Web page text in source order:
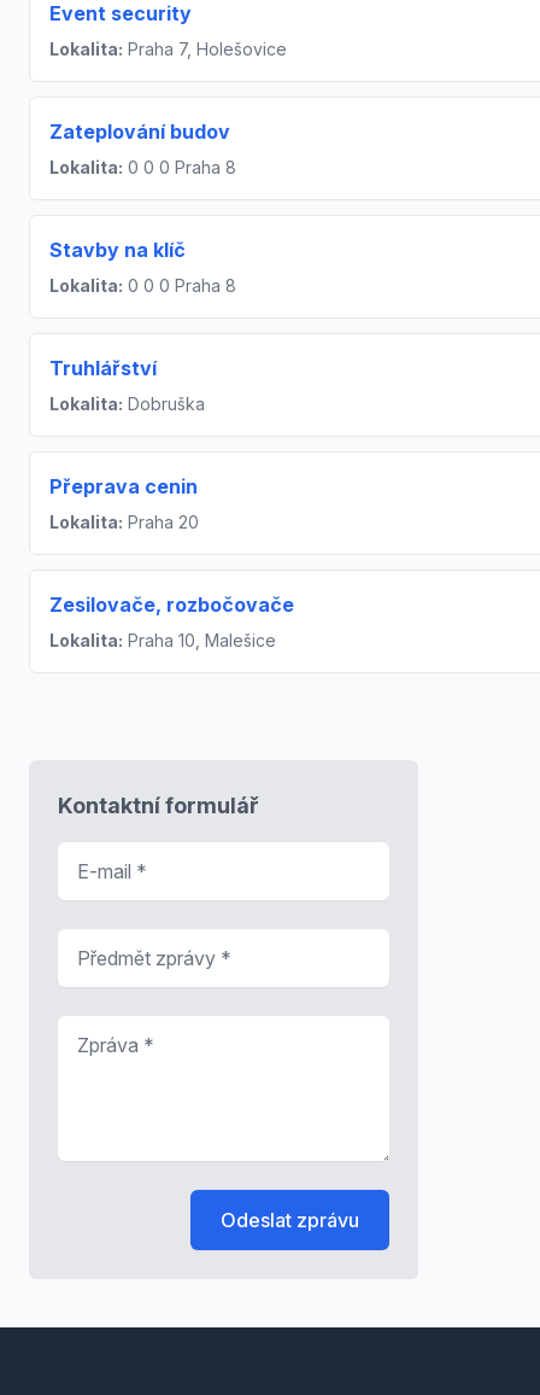
Event security
Lokalita: Praha 7, Holešovice
Zateplování budov
Lokalita: 0 0 0 Praha 8
Stavby na klíč
Lokalita: 0 0 0 Praha 8
Truhlářství
Lokalita: Dobruška
Přeprava cenin
Lokalita: Praha 20
Zesilovače, rozbočovače
Lokalita: Praha 10, Malešice
Kontaktní formulář
Odeslat zprávu